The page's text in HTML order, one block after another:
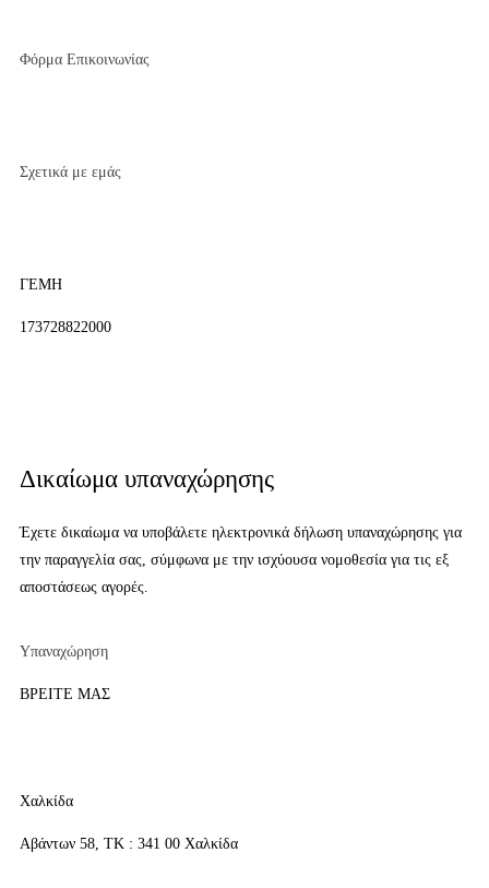
Φόρμα Επικοινωνίας
Σχετικά με εμάς
ΓΕΜΗ
173728822000
Δικαίωμα υπαναχώρησης
Έχετε δικαίωμα να υποβάλετε ηλεκτρονικά δήλωση υπαναχώρησης για
την παραγγελία σας, σύμφωνα με την ισχύουσα νομοθεσία για τις εξ
αποστάσεως αγορές.
Υπαναχώρηση
ΒΡΕΙΤΕ ΜΑΣ
Χαλκίδα
Αβάντων 58, ΤΚ : 341 00 Χαλκίδα